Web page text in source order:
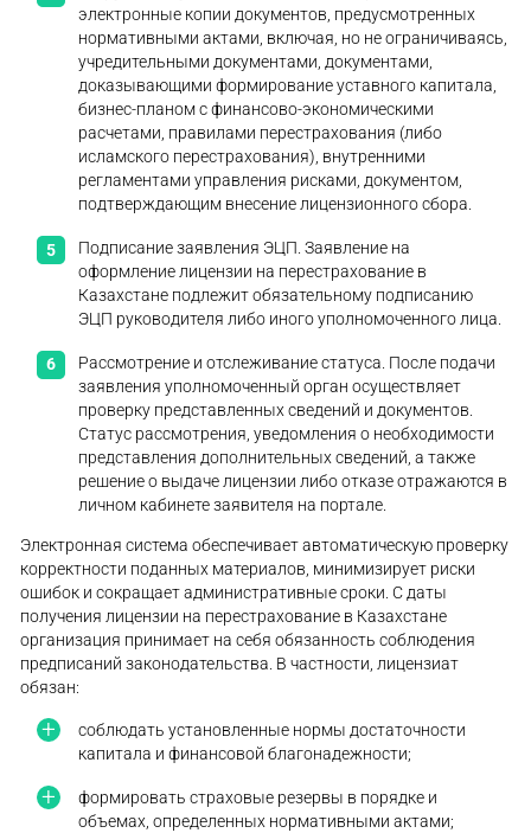
электронные копии документов, предусмотренных
нормативными актами, включая, но не ограничиваясь,
учредительными документами, документами,
доказывающими формирование уставного капитала,
бизнес-планом с финансово-экономическими
расчетами, правилами перестрахования (либо
исламского перестрахования), внутренними
регламентами управления рисками, документом,
подтверждающим внесение лицензионного сбора.
Подписание заявления ЭЦП. Заявление на
оформление лицензии на перестрахование в
Казахстане подлежит обязательному подписанию
ЭЦП руководителя либо иного уполномоченного лица.
Рассмотрение и отслеживание статуса. После подачи
заявления уполномоченный орган осуществляет
проверку представленных сведений и документов.
Статус рассмотрения, уведомления о необходимости
представления дополнительных сведений, а также
решение о выдаче лицензии либо отказе отражаются в
личном кабинете заявителя на портале.
Электронная система обеспечивает автоматическую проверку
корректности поданных материалов, минимизирует риски
ошибок и сокращает административные сроки. С даты
получения лицензии на перестрахование в Казахстане
организация принимает на себя обязанность соблюдения
предписаний законодательства. В частности, лицензиат
обязан:
соблюдать установленные нормы достаточности
капитала и финансовой благонадежности;
формировать страховые резервы в порядке и
объемах, определенных нормативными актами;